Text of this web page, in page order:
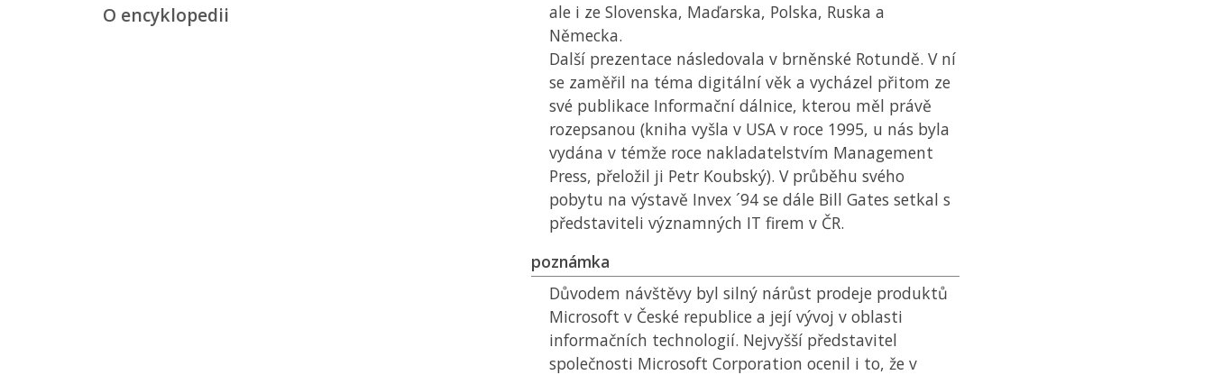
O encyklopedii
ale i ze Slovenska, Maďarska, Polska, Ruska a
Německa.
Další prezentace následovala v brněnské Rotundě. V ní
se zaměřil na téma digitální věk a vycházel přitom ze
své publikace Informační dálnice, kterou měl právě
rozepsanou (kniha vyšla v USA v roce 1995, u nás byla
vydána v témže roce nakladatelstvím Management
Press, přeložil ji Petr Koubský). V průběhu svého
pobytu na výstavě Invex ´94 se dále Bill Gates setkal s
představiteli významných IT firem v ČR.
poznámka
Důvodem návštěvy byl silný nárůst prodeje produktů
Microsoft v České republice a její vývoj v oblasti
informačních technologií. Nejvyšší představitel
společnosti Microsoft Corporation ocenil i to, že v